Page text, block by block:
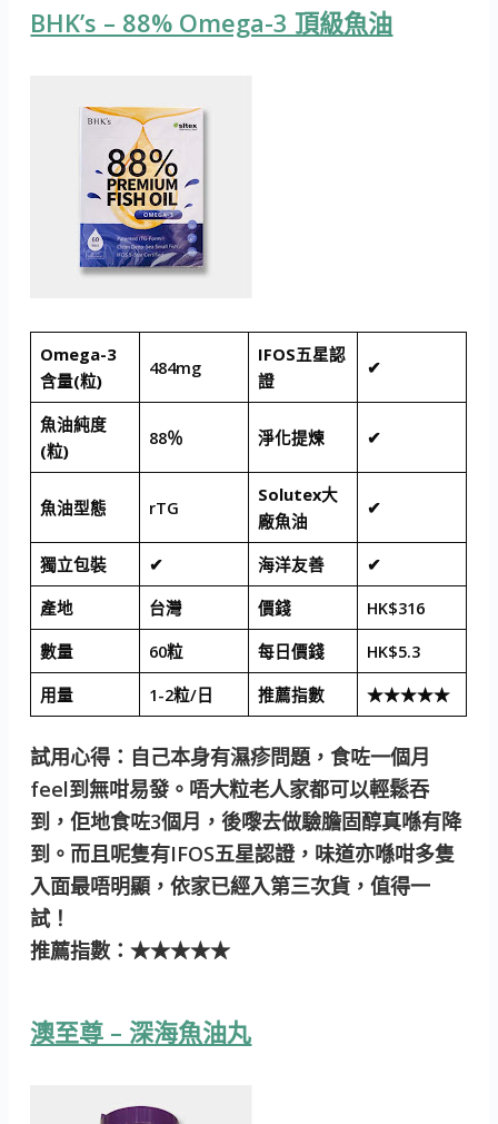
BHK’s – 88% Omega-3 頂級魚油
Omega-3
含量(粒)
484mg
IFOS五星認
證
✔
魚油純度
(粒)
88％ 淨化提煉 ✔
魚油型態 rTG
Solutex大
廠魚油
✔
獨立包裝 ✔ 海洋友善
✔
產地
台灣 價錢
HK$316
數量
60粒 每日價錢
HK$5.3
用量
1-2粒/日 推薦指數 ★★★★★
試用心得：自己本身有濕疹問題，食咗一個月
feel到無咁易發。唔大粒老人家都可以輕鬆吞
到，佢地食咗3個月，後嚟去做驗膽固醇真喺有降
到。而且呢隻有IFOS五星認證，味道亦喺咁多隻
入面最唔明顯，依家已經入第三次貨，值得一
試！
推薦指數：★★★★★
澳至尊 – 深海魚油丸